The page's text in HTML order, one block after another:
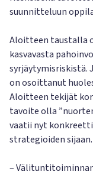
suunnitteluun
Aloitteen taustalla
kasvavasta
syrjäytymisriskistä.
on osoittanut
Aloitteen tekijät
tavoite olla
vaatii nyt
strategioiden sijaan.
–